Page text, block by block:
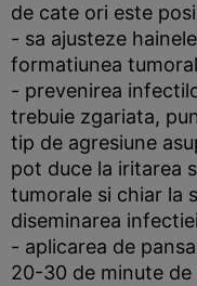
de cate ori este
- sa ajusteze
formatiunea
- prevenirea
trebuie zgariata,
tip de agresiune
pot duce la iritarea
tumorale si chiar la
diseminarea infectiei
- aplicarea de
20-30 de minute